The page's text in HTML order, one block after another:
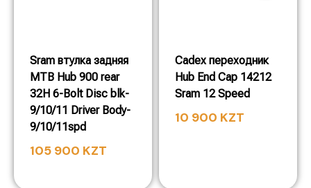
Sram втулка задняя
MTB Hub 900 rear
32H 6-Bolt Disc blk-
9/10/11 Driver Body-
9/10/11spd
105 900 KZT
Cadex переходник
Hub End Cap 14212
Sram 12 Speed
10 900 KZT